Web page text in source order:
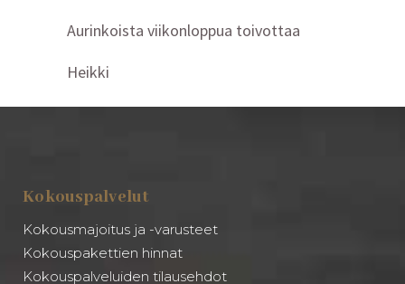
Aurinkoista viikonloppua toivottaa
Heikki
Kokouspalvelut
Kokousmajoitus ja -varusteet
Kokouspakettien hinnat
Kokouspalveluiden tilausehdot